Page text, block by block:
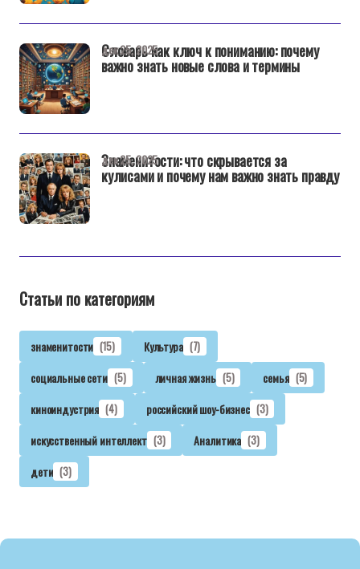
Словарь как ключ к пониманию: почему
важно знать новые слова и термины
дек 25, 2025
Знаменитости: что скрывается за
кулисами и почему нам важно знать правду
дек 25, 2025
Статьи по категориям
знаменитости (15) Культура (7)
социальные сети (5) личная жизнь (5) семья (5)
киноиндустрия (4) российский шоу-бизнес (3)
искусственный интеллект (3) Аналитика (3)
дети (3)